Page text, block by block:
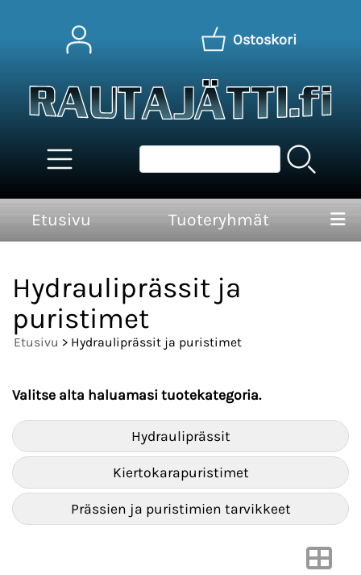
Ostoskori
Etusivu Tuoteryhmät
Hydrauliprässit ja
puristimet
Etusivu > Hydrauliprässit ja puristimet
Valitse alta haluamasi tuotekategoria.
Hydrauliprässit
Kiertokarapuristimet
Prässien ja puristimien tarvikkeet